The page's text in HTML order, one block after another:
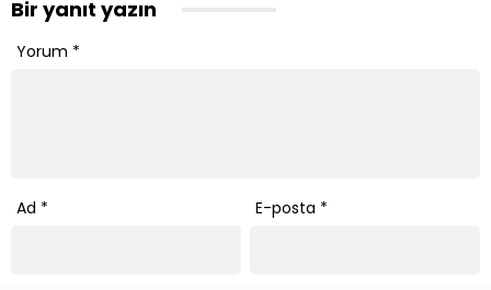
Bir yanıt yazın
Yorum *
Ad * E-posta *